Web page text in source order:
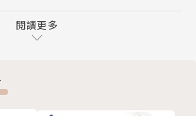
閱讀更多